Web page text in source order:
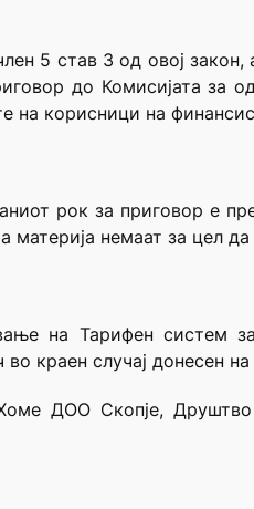
5 став 3 од овој
до Комисијата за
на корисници на
рок за приговор е
материја немаат за цел
на Тарифен систем
краен случај донесен
ДОО Скопје,